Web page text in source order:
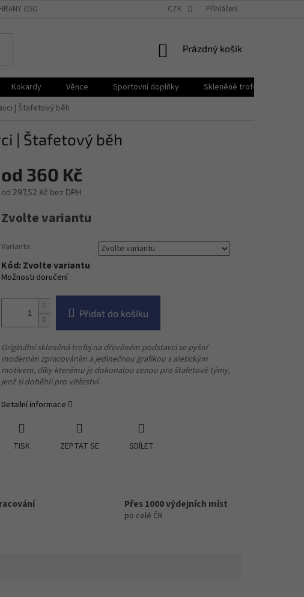
OSOBNÍCH ÚDAJŮ PROČ PPB POHÁRY?
CZK Přihlášení
NÁKUPNÍ
Prázdný košík
Kokardy Věnce Sportovní doplňky Skleněné trofeje
| Štafetový běh
| Štafetový běh
od 360 Kč
od 297,52 Kč bez DPH
cena:
Zvolte variantu
Varianta
Kód: Zvolte variantu
Možnosti doručení
Přidat do košíku
Originální skleněná trofej na dřevěném podstavci se pyšní
moderním zpracováním a jedinečnou grafikou s aletickým
motivem, díky kterému je dokonalou cenou pro štafetové týmy,
jenž si doběhli pro vítězství.
Detailní informace
TISK ZEPTAT SE SDÍLET
Přes 1000 výdejních míst
po celé ČR